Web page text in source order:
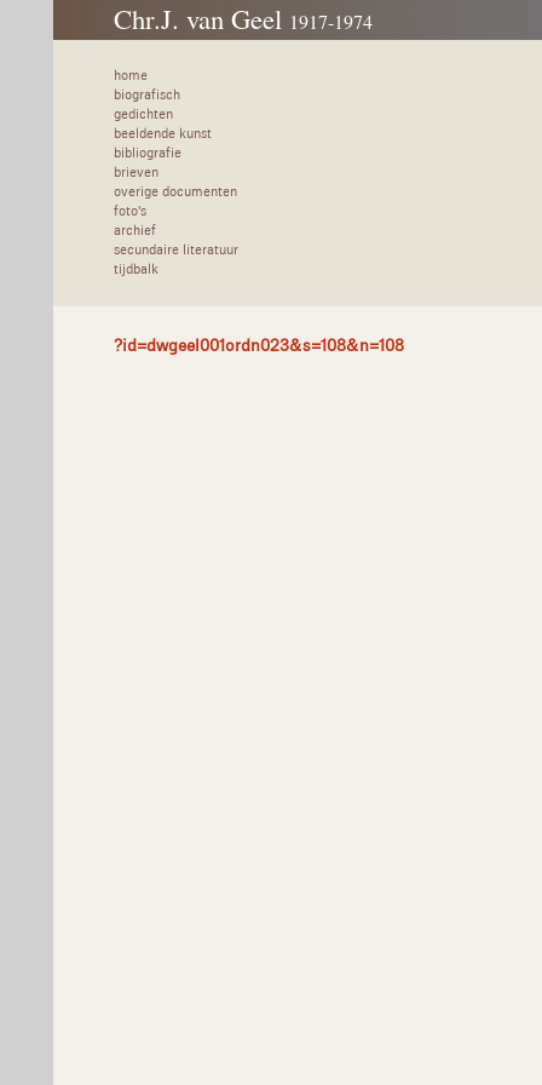
Chr.J. van Geel 1917-1974
home
biografisch
gedichten
beeldende kunst
bibliografie
brieven
overige documenten
foto's
archief
secundaire literatuur
tijdbalk
?id=dwgeel001ordn023&s=108&n=108